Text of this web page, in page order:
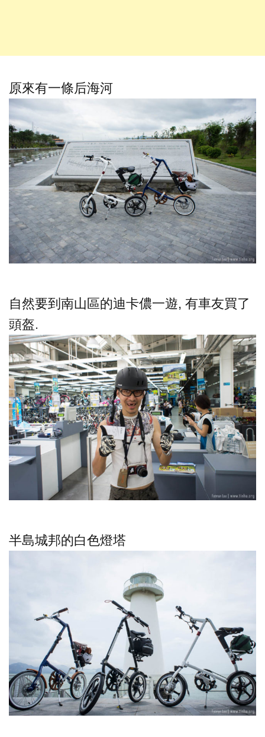
原來有一條后海河
自然要到南山區的迪卡儂一遊, 有車友買了
頭盔.
半島城邦的白色燈塔